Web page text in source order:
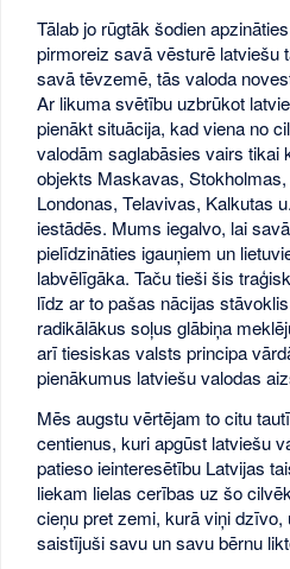
Tālab jo rūgtāk šodien
pirmoreiz savā vēsturē latviešu
savā tēvzemē, tās valoda
Ar likuma svētību uzbrūkot
pienākt situācija, kad viena no
valodām saglabāsies vairs tikai
objekts Maskavas,
Londonas, Telavivas, Kalkutas
iestādēs. Mums iegalvo, lai
pielīdzināties igauņiem un
labvēlīgāka. Taču tieši šis
līdz ar to pašas nācijas
radikālākus soļus glābiņa
arī tiesiskas valsts principa
pienākumus latviešu valodas
Mēs augstu vērtējam to citu
centienus, kuri apgūst latviešu
patieso ieinteresētību Latvijas
liekam lielas cerības uz šo
cieņu pret zemi, kurā viņi dzīvo,
saistījuši savu un savu bērnu